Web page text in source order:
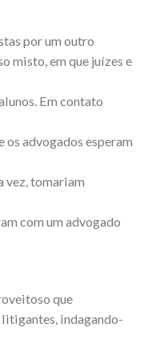
por um outro
misto, em que juízes e
Em contato
os advogados esperam
vez, tomariam
com um advogado
que
litigantes, indagando-